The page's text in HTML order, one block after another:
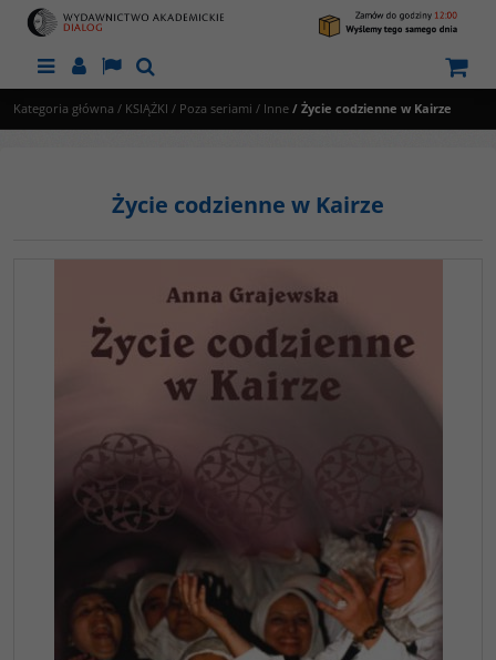
MenuPanelLangSzukaj
Kategoria główna / KSIĄŻKI / Poza seriami / Inne / Życie codzienne w Kairze
Życie codzienne w Kairze